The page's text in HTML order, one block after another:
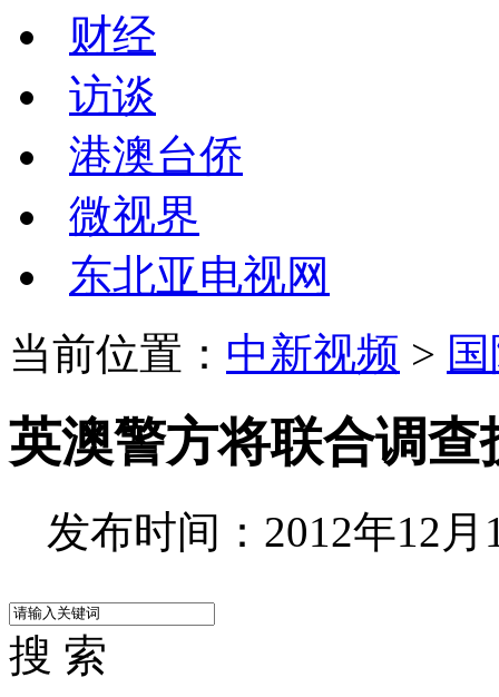
财经
访谈
港澳台侨
微视界
东北亚电视网
当前位置： 中新视频 >
英澳警方将联合调查
发布时间：2012年12月
搜 索